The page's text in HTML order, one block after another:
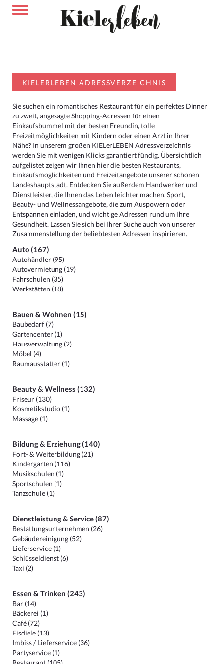
KIELERLEBEN ADRESSVERZEICHNIS
Sie suchen ein romantisches Restaurant für ein perfektes Dinner
zu zweit, angesagte Shopping-Adressen für einen
Einkaufsbummel mit der besten Freundin, tolle
Freizeitmöglichkeiten mit Kindern oder einen Arzt in Ihrer
Nähe? In unserem großen KIELerLEBEN Adressverzeichnis
werden Sie mit wenigen Klicks garantiert fündig. Übersichtlich
aufgelistet zeigen wir Ihnen hier die besten Restaurants,
Einkaufsmöglichkeiten und Freizeitangebote unserer schönen
Landeshauptstadt. Entdecken Sie außerdem Handwerker und
Dienstleister, die Ihnen das Leben leichter machen, Sport,
Beauty- und Wellnessangebote, die zum Auspowern oder
Entspannen einladen, und wichtige Adressen rund um Ihre
Gesundheit. Lassen Sie sich bei Ihrer Suche auch von unserer
Zusammenstellung der beliebtesten Adressen inspirieren.
Auto (167)
Autohändler (95)
Autovermietung (19)
Fahrschulen (35)
Werkstätten (18)
Bauen & Wohnen (15)
Baubedarf (7)
Gartencenter (1)
Hausverwaltung (2)
Möbel (4)
Raumausstatter (1)
Beauty & Wellness (132)
Friseur (130)
Kosmetikstudio (1)
Massage (1)
Bildung & Erziehung (140)
Fort- & Weiterbildung (21)
Kindergärten (116)
Musikschulen (1)
Sportschulen (1)
Tanzschule (1)
Dienstleistung & Service (87)
Bestattungsunternehmen (26)
Gebäudereinigung (52)
Lieferservice (1)
Schlüsseldienst (6)
Taxi (2)
Essen & Trinken (243)
Bar (14)
Bäckerei (1)
Café (72)
Eisdiele (13)
Imbiss / Lieferservice (36)
Partyservice (1)
Restaurant (105)